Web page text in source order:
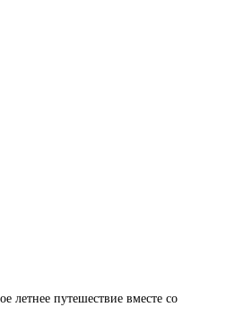
летнее путешествие вместе со